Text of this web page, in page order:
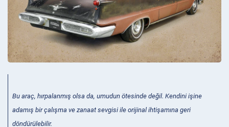
Bu araç, hırpalanmış olsa da, umudun ötesinde değil. Kendini işine
adamış bir çalışma ve zanaat sevgisi ile orijinal ihtişamına geri
döndürülebilir.